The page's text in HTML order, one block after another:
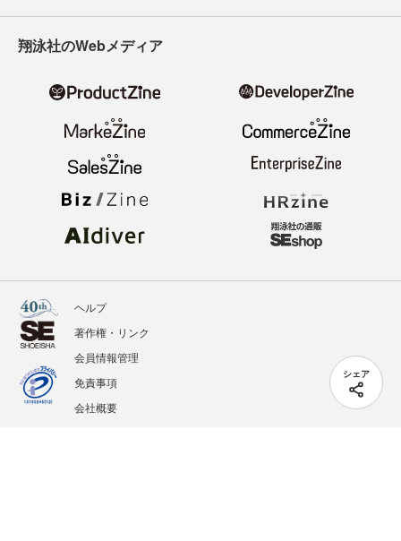
シェア
翔泳社のWebメディア
ヘルプ
著作権・リンク
会員情報管理
免責事項
会社概要